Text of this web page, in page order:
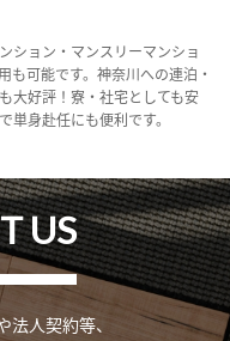
ション・マンスリーマンショ
も可能です。神奈川への連泊・
大好評！寮・社宅としても安
身赴任にも便利です。
US
人契約等、